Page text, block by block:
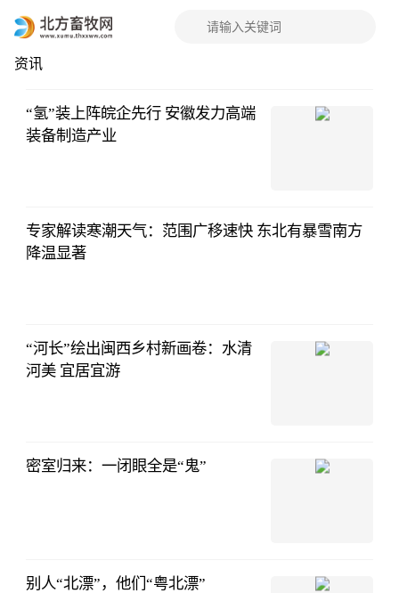
资讯
“氢”装上阵皖企先行 安徽发力高端
装备制造产业
专家解读寒潮天气：范围广移速快 东北有暴雪南方
降温显著
“河长”绘出闽西乡村新画卷：水清
河美 宜居宜游
密室归来：一闭眼全是“鬼”
别人“北漂”，他们“粤北漂”